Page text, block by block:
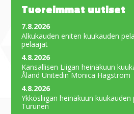
Tuoreimmat uutiset
7.8.2026
Alkukauden eniten kuukauden
pelaajat
4.8.2026
Kansallisen Liigan heinäkuun
Åland Unitedin Monica Hagström
4.8.2026
Ykkösliigan heinäkuun
Turunen